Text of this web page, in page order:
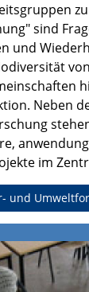
sind
und
Neben
im
und